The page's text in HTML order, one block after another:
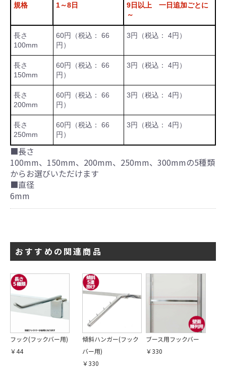
規格 1～8日
9日以上 一日追加ごとに
～
長さ
100mm
60円（税込： 66
円）
3円（税込： 4円）
長さ
150mm
60円（税込： 66
円）
3円（税込： 4円）
長さ
200mm
60円（税込： 66
円）
3円（税込： 4円）
長さ
250mm
60円（税込： 66
円）
3円（税込： 4円）
■長さ
100mm、150mm、200mm、250mm、300mmの5種類
からお選びいただけます
■直径
6mm
おすすめの関連商品
フック(フックバー用)
￥44
傾斜ハンガー(フック
バー用)
￥330
ブース用フックバー
￥330